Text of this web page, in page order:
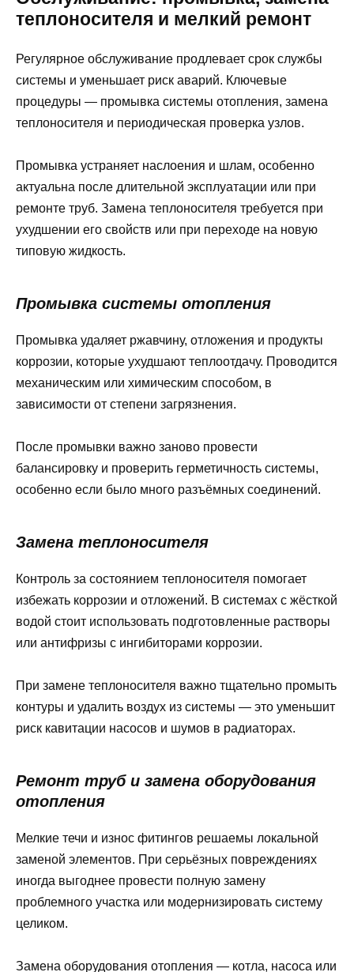
теплоносителя и мелкий ремонт
Регулярное обслуживание продлевает срок службы
системы и уменьшает риск аварий. Ключевые
процедуры — промывка системы отопления, замена
теплоносителя и периодическая проверка узлов.
Промывка устраняет наслоения и шлам, особенно
актуальна после длительной эксплуатации или при
ремонте труб. Замена теплоносителя требуется при
ухудшении его свойств или при переходе на новую
типовую жидкость.
Промывка системы отопления
Промывка удаляет ржавчину, отложения и продукты
коррозии, которые ухудшают теплоотдачу. Проводится
механическим или химическим способом, в
зависимости от степени загрязнения.
После промывки важно заново провести
балансировку и проверить герметичность системы,
особенно если было много разъёмных соединений.
Замена теплоносителя
Контроль за состоянием теплоносителя помогает
избежать коррозии и отложений. В системах с жёсткой
водой стоит использовать подготовленные растворы
или антифризы с ингибиторами коррозии.
При замене теплоносителя важно тщательно промыть
контуры и удалить воздух из системы — это уменьшит
риск кавитации насосов и шумов в радиаторах.
Ремонт труб и замена оборудования
отопления
Мелкие течи и износ фитингов решаемы локальной
заменой элементов. При серьёзных повреждениях
иногда выгоднее провести полную замену
проблемного участка или модернизировать систему
целиком.
Замена оборудования отопления — котла, насоса или